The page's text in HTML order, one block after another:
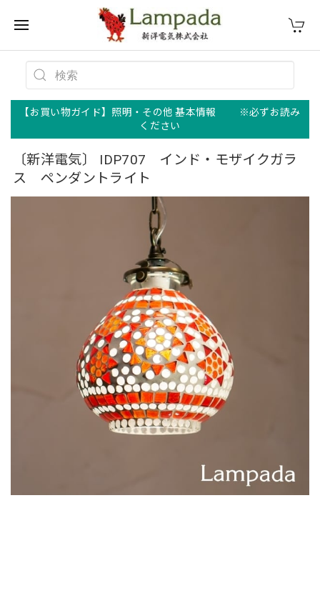
【お買い物ガイド】照明・その他 基本情報 ※必ずお読み
ください
〔新洋電気〕 IDP707 インド・モザイクガラ
ス ペンダントライト